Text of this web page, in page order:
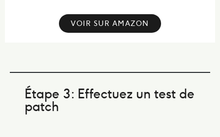
VOIR SUR AMAZON
Étape 3: Effectuez un test de
patch